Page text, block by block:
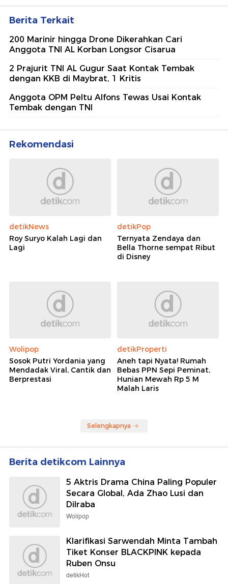
Berita Terkait
200 Marinir hingga Drone Dikerahkan Cari
Anggota TNI AL Korban Longsor Cisarua
2 Prajurit TNI AL Gugur Saat Kontak Tembak
dengan KKB di Maybrat, 1 Kritis
Anggota OPM Peltu Alfons Tewas Usai Kontak
Tembak dengan TNI
Rekomendasi
detikNews
Roy Suryo Kalah Lagi dan
Lagi
detikPop
Ternyata Zendaya dan
Bella Thorne sempat Ribut
di Disney
Wolipop
Sosok Putri Yordania yang
Mendadak Viral, Cantik dan
Berprestasi
detikProperti
Aneh tapi Nyata! Rumah
Bebas PPN Sepi Peminat,
Hunian Mewah Rp 5 M
Malah Laris
Selengkapnya
Berita detikcom Lainnya
5 Aktris Drama China Paling Populer
Secara Global, Ada Zhao Lusi dan
Dilraba
Wolipop
Klarifikasi Sarwendah Minta Tambah
Tiket Konser BLACKPINK kepada
Ruben Onsu
detikHot